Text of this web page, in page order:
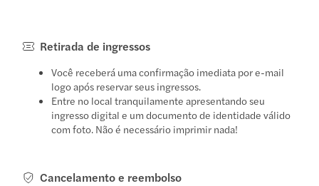
Retirada de ingressos
Você receberá uma confirmação imediata por e-mail
logo após reservar seus ingressos.
Entre no local tranquilamente apresentando seu
ingresso digital e um documento de identidade válido
com foto. Não é necessário imprimir nada!
Cancelamento e reembolso